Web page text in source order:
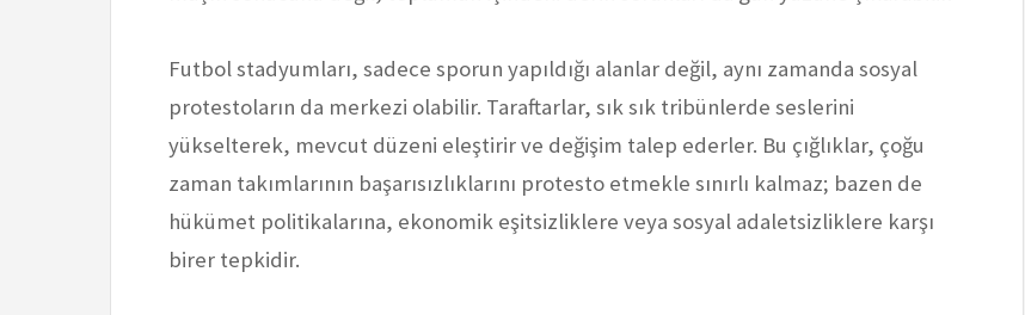
Futbol stadyumları, sadece sporun yapıldığı alanlar değil, aynı zamanda sosyal
protestoların da merkezi olabilir. Taraftarlar, sık sık tribünlerde seslerini
yükselterek, mevcut düzeni eleştirir ve değişim talep ederler. Bu çığlıklar, çoğu
zaman takımlarının başarısızlıklarını protesto etmekle sınırlı kalmaz; bazen de
hükümet politikalarına, ekonomik eşitsizliklere veya sosyal adaletsizliklere karşı
birer tepkidir.